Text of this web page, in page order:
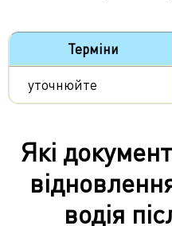
Терміни
уточнюйте
Які
водія